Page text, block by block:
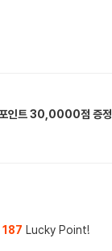
포인트 30,0000점 증정
187 Lucky Point!